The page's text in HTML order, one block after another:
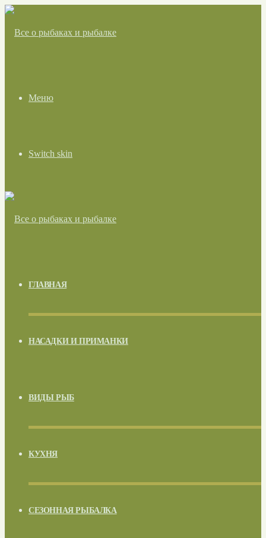
Меню
Switch skin
ГЛАВНАЯ
НАСАДКИ И ПРИМАНКИ
ВИДЫ РЫБ
КУХНЯ
СЕЗОННАЯ РЫБАЛКА